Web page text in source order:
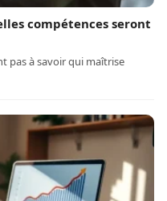
compétences seront
pas à savoir qui maîtrise